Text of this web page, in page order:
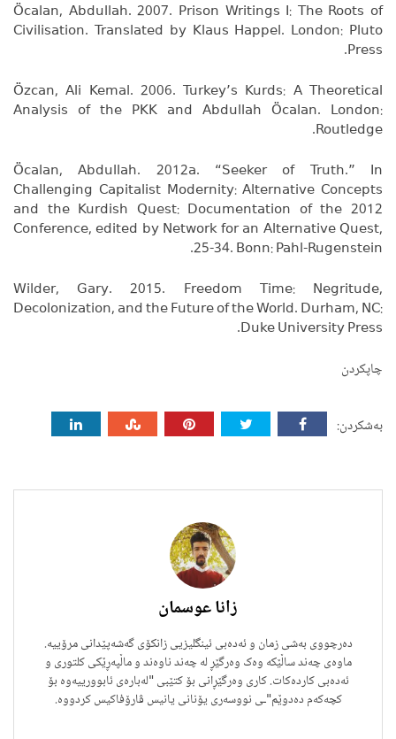
Öcalan, Abdullah. 2007. Prison Writings I: The Roots of
Civilisation. Translated by Klaus Happel. London: Pluto
Press.
Özcan, Ali Kemal. 2006. Turkey’s Kurds: A Theoretical
Analysis of the PKK and Abdullah Öcalan. London:
Routledge.
Öcalan, Abdullah. 2012a. “Seeker of Truth.” In
Challenging Capitalist Modernity: Alternative Concepts
and the Kurdish Quest: Documentation of the 2012
Conference, edited by Network for an Alternative Quest,
25-34. Bonn: Pahl-Rugenstein.
Wilder, Gary. 2015. Freedom Time: Negritude,
Decolonization, and the Future of the World. Durham, NC:
Duke University Press.
چاپکردن
بەشکردن:
زانا عوسمان
دەرچووی بەشی زمان و ئەدەبی ئینگلیزیی زانکۆی گەشەپێدانی مرۆییە.
ماوەی چەند ساڵێکە وەک وەرگێڕ لە چەند ناوەند و ماڵپەڕێکی کلتوری و
ئەدەبی کاردەکات. کاری وەرگێڕانی بۆ کتێبی "لەبارەی ئابوورییەوە بۆ
کچەکەم دەدوێم"ـی نووسەری یۆنانی یانیس ڤارۆفاکیس کردووە.